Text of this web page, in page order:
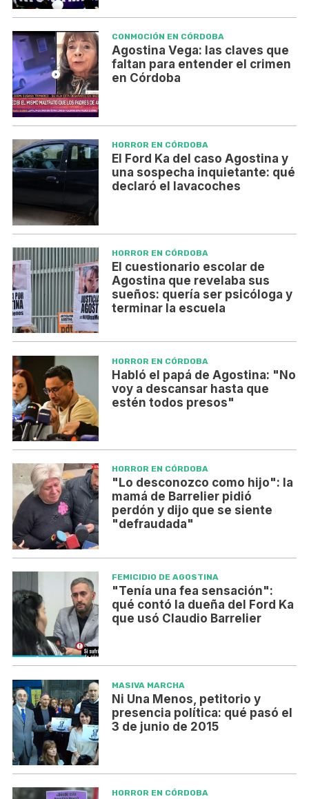
CONMOCIÓN EN CÓRDOBA
Agostina Vega: las claves que
faltan para entender el crimen
en Córdoba
HORROR EN CÓRDOBA
El Ford Ka del caso Agostina y
una sospecha inquietante: qué
declaró el lavacoches
HORROR EN CÓRDOBA
El cuestionario escolar de
Agostina que revelaba sus
sueños: quería ser psicóloga y
terminar la escuela
HORROR EN CÓRDOBA
Habló el papá de Agostina: "No
voy a descansar hasta que
estén todos presos"
HORROR EN CÓRDOBA
"Lo desconozco como hijo": la
mamá de Barrelier pidió
perdón y dijo que se siente
"defraudada"
FEMICIDIO DE AGOSTINA
"Tenía una fea sensación":
qué contó la dueña del Ford Ka
que usó Claudio Barrelier
MASIVA MARCHA
Ni Una Menos, petitorio y
presencia política: qué pasó el
3 de junio de 2015
HORROR EN CÓRDOBA